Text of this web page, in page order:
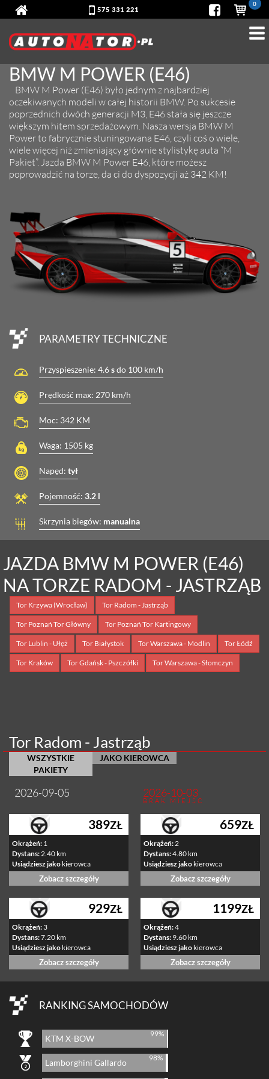
575 331 221
0
BMW M POWER (E46)
BMW M Power (E46) było jednym z najbardziej
oczekiwanych modeli w całej historii BMW. Po sukcesie
poprzednich dwóch generacji M3, E46 stała się jeszcze
większym hitem sprzedażowym. Nasza wersja BMW M
Power to fabrycznie stuningowana E46, czyli coś o wiele,
wiele więcej niż zmieniający głównie stylistykę auta “M
Pakiet”. Jazda BMW M Power E46, które możesz
poprowadzić na torze, da ci do dyspozycji aż 342 KM!
PARAMETRY TECHNICZNE
Przyspieszenie: 4.6sdo 100 km/h
Prędkość max: 270 km/h
Moc: 342 KM
Waga: 1505 kg
Napęd: tył
Pojemność: 3.2 l
Skrzynia biegów: manualna
JAZDA BMW M POWER (E46)
NA TORZE RADOM - JASTRZĄB
Tor Krzywa (Wrocław) Tor Radom - Jastrząb
Tor Poznań Tor Główny Tor Poznań Tor Kartingowy
Tor Lublin - Ułęż Tor Białystok Tor Warszawa - Modlin Tor Łódź
Tor Kraków Tor Gdańsk - Pszczółki Tor Warszawa - Słomczyn
Tor Radom - Jastrząb
WSZYSTKIE
PAKIETY
JAKO KIEROWCA
2026-09-05 2026-10-03
BRAK MIEJSC
389ZŁ
Okrążeń: 1
Dystans: 2.40 km
Usiądziesz jako kierowca
Zobacz szczegóły
659ZŁ
Okrążeń: 2
Dystans:4.80 km
Usiądziesz jako kierowca
Zobacz szczegóły
929ZŁ
Okrążeń: 3
Dystans:7.20 km
Usiądziesz jako kierowca
Zobacz szczegóły
1199ZŁ
Okrążeń:4
Dystans: 9.60 km
Usiądziesz jako kierowca
Zobacz szczegóły
RANKING SAMOCHODÓW
99%
KTM X-BOW
98%
Lamborghini Gallardo